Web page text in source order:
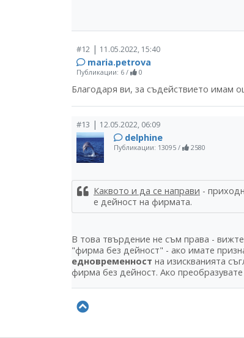
#12 | 11.05.2022, 15:40
maria.petrova
Публикации: 6 / 0
Благодаря ви, за съдействието имам
#13 | 12.05.2022, 06:09
delphine
Публикации: 13095 / 2580
Каквото и да се направи -
е дейност на фирмата.
В това твърдение не съм права -
"фирма без дейност" - ако имате
едновременност на изискванията
фирма без дейност. Ако